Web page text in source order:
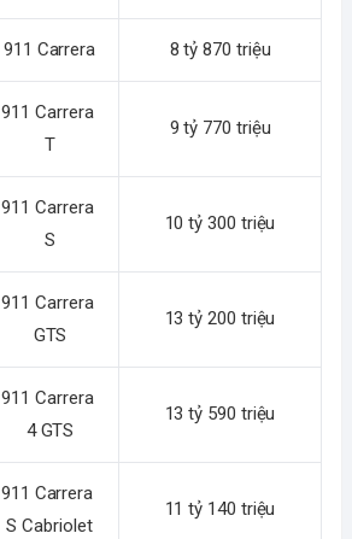
911 Carrera 8 tỷ 870 triệu
911 Carrera
T
9 tỷ 770 triệu
911 Carrera
S
10 tỷ 300 triệu
911 Carrera
GTS
13 tỷ 200 triệu
911 Carrera
4 GTS
13 tỷ 590 triệu
911 Carrera
S Cabriolet
11 tỷ 140 triệu